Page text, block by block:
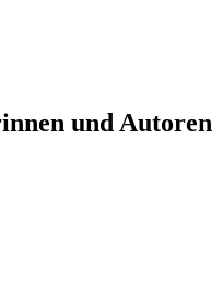
und Autoren